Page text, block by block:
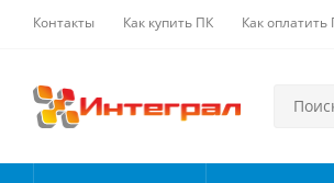
Контакты Как купить ПК Как оплатить